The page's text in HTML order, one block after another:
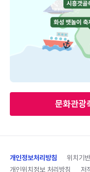
문화관광
개인정보처리방침
위치기
개인위치정보 처리방침
저